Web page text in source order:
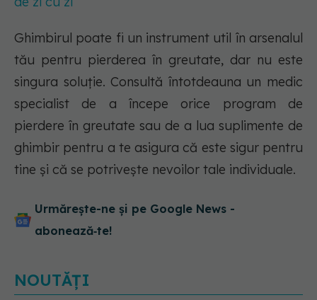
Ghimbirul poate fi un instrument util în arsenalul
tău pentru pierderea în greutate, dar nu este
singura soluție. Consultă întotdeauna un medic
specialist de a începe orice program de
pierdere în greutate sau de a lua suplimente de
ghimbir pentru a te asigura că este sigur pentru
tine și că se potrivește nevoilor tale individuale.
Urmărește-ne și pe Google News -
abonează‑te!
NOUTĂȚI